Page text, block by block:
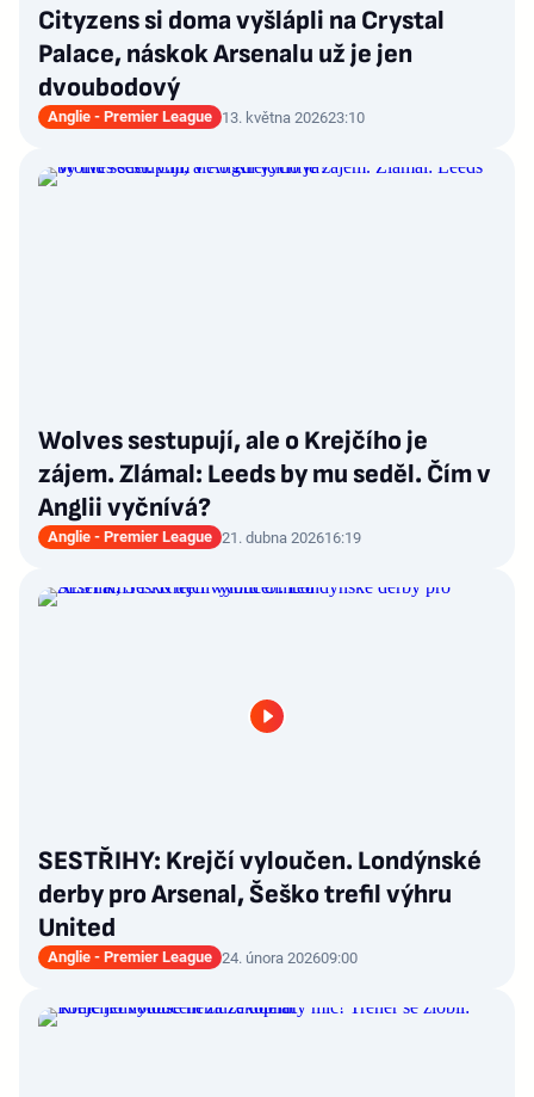
Cityzens si doma vyšlápli na Crystal
Palace, náskok Arsenalu už je jen
dvoubodový
Anglie - Premier League 13. května 202623:10
Wolves sestupují, ale o Krejčího je
zájem. Zlámal: Leeds by mu seděl. Čím v
Anglii vyčnívá?
Anglie - Premier League 21. dubna 202616:19
SESTŘIHY: Krejčí vyloučen. Londýnské
derby pro Arsenal, Šeško trefil výhru
United
Anglie - Premier League 24. února 202609:00